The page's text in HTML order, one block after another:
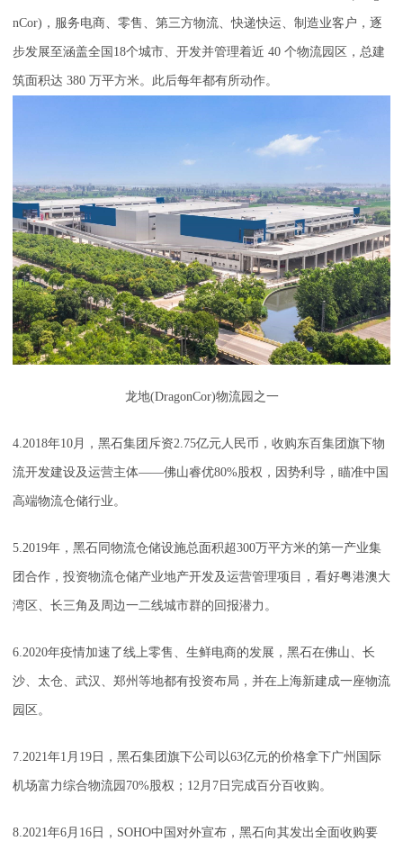
nCor)，服务电商、零售、第三方物流、快递快运、制造业客户，逐
步发展至涵盖全国18个城市、开发并管理着近 40 个物流园区，总建
筑面积达 380 万平方米。此后每年都有所动作。
龙地(DragonCor)物流园之一
4.2018年10月，黑石集团斥资2.75亿元人民币，收购东百集团旗下物
流开发建设及运营主体——佛山睿优80%股权，因势利导，瞄准中国
高端物流仓储行业。
5.2019年，黑石同物流仓储设施总面积超300万平方米的第一产业集
团合作，投资物流仓储产业地产开发及运营管理项目，看好粤港澳大
湾区、长三角及周边一二线城市群的回报潜力。
6.2020年疫情加速了线上零售、生鲜电商的发展，黑石在佛山、长
沙、太仓、武汉、郑州等地都有投资布局，并在上海新建成一座物流
园区。
7.2021年1月19日，黑石集团旗下公司以63亿元的价格拿下广州国际
机场富力综合物流园70%股权；12月7日完成百分百收购。
8.2021年6月16日，SOHO中国对外宣布，黑石向其发出全面收购要